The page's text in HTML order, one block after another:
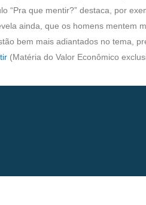
“Pra que mentir?” destaca, por
ainda, que os homens mentem
bem mais adiantados no tema,
(Matéria do Valor Econômico